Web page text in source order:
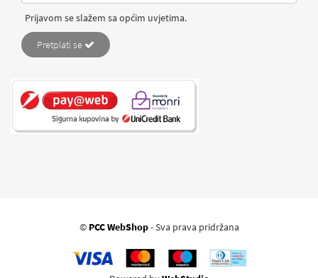
Prijavom se slažem sa općim uvjetima.
Pretplati se
© PCC WebShop- Sva prava pridržana